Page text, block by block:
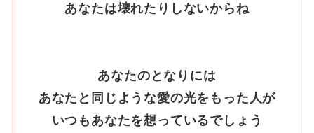
あなたは壊れたりしないからね
あなたのとなりには
あなたと同じような愛の光をもった人が
いつもあなたを想っているでしょう